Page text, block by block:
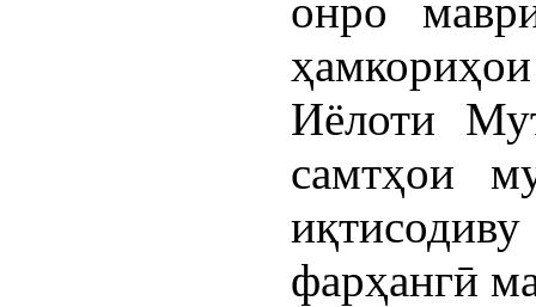
онро
Иёлоти
самтҳои
фарҳангӣ